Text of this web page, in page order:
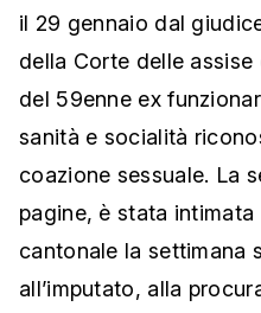
il 29 gennaio dal
della Corte delle
del 59enne ex
sanità e socialità
coazione sessuale. La
pagine, è stata
cantonale la settimana
all’imputato, alla